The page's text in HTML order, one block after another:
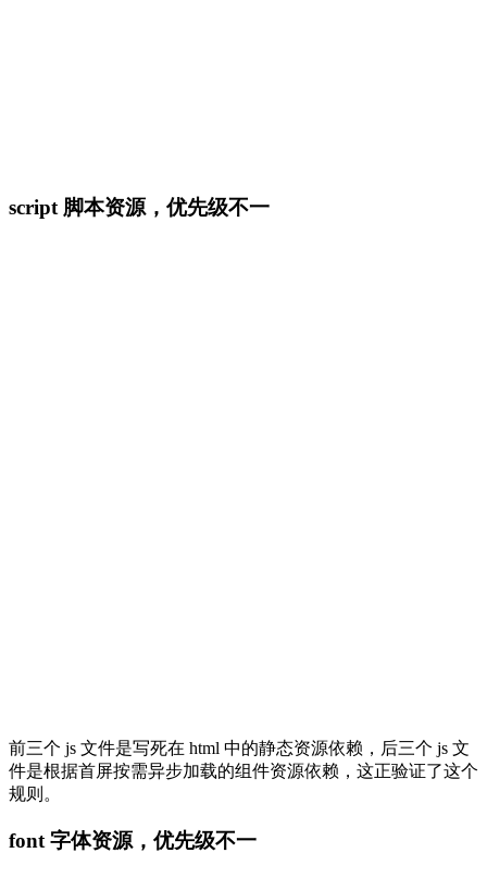
script 脚本资源，优先级不一
前三个 js 文件是写死在 html 中的静态资源依赖，后三个 js 文
件是根据首屏按需异步加载的组件资源依赖，这正验证了这个
规则。
font 字体资源，优先级不一